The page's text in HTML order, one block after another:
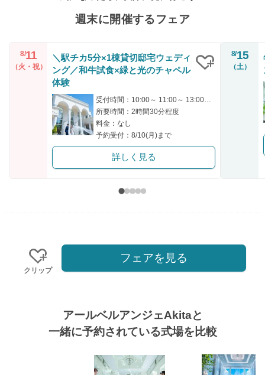
週末に開催するフェア
8/11
（火・祝）
＼駅チカ5分×1棟貸切邸宅ウェディ
ング／和牛試食×緑と光のチャペル
体験
受付時間：10:00～ 11:00～ 13:00～ 14:00～ 16:00～
所要時間：2時間30分程度
料金：なし
予約受付：8/10(月)まで
詳しく見る
8/15
（土）
クリップ
フェアを見る
アールベルアンジェAkitaと
一緒に予約されている式場を比較